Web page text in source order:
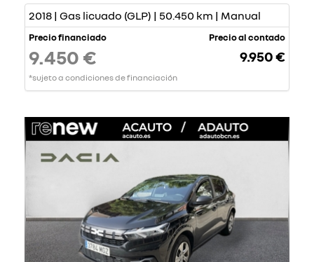
2018 | Gas licuado (GLP) | 50.450 km | Manual
Precio financiado
9.450 €
*sujeto a condiciones de financiación
Precio al contado
9.950 €